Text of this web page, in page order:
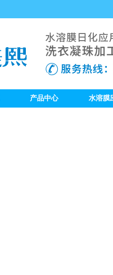
产品中心 水溶膜